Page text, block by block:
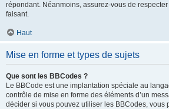
répondant. Néanmoins, assurez-vous de
faisant.
Haut
Mise en forme et types de sujets
Que sont les BBCodes ?
Le BBCode est une implantation spéciale au
contrôle de mise en forme des éléments d’un
décider si vous pouvez utiliser les BBCodes, vous